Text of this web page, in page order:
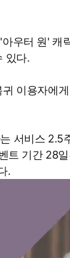
우터 원' 캐
있다.
귀 이용자에
서비스
트 기간 28
.